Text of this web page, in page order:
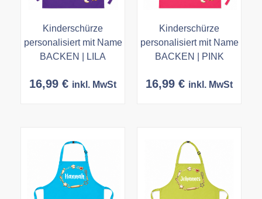
Kinderschürze
personalisiert mit Name
BACKEN | LILA
16,99 € inkl. MwSt
Kinderschürze
personalisiert mit Name
BACKEN | PINK
16,99 € inkl. MwSt